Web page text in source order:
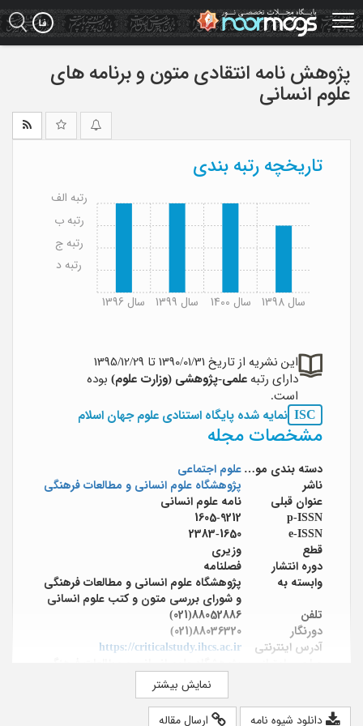
Skip
to
main
پژوهش نامه انتقادی متون و برنامه های
علوم انسانی
تاریخچه رتبه بندی
سال 1396 سال 1399 سال 1400 سال 1398
رتبه د
رتبه ج
رتبه ب
رتبه الف
این نشریه از تاریخ 1390/01/31 تا 1395/12/29
دارای رتبه علمی-پژوهشی (وزارت علوم) بوده
است.
ISC نمایه شده پایگاه استنادی علوم جهان اسلام
مشخصات مجله
دسته بندی موضوعیعلوم اجتماعی
ناشر
پژوهشگاه علوم انسانی و مطالعات فرهنگی
عنوان قبلی
نامه علوم انسانی
p-ISSN
1605-9212
e-ISSN
2383-1650
قطع
وزیری
دوره انتشار
فصلنامه
وابسته به
پژوهشگاه علوم انسانی و مطالعات فرهنگی
و شورای بررسی متون و کتب علوم انسانی
تلفن
88052886(021)
دورنگار
88036320(021)
آدرس اینترنتی
https://criticalstudy.ihcs.ac.ir
و شورای بررسی متون و کتب علوم انسانی
محمد حسن نیلی
موسی نجفی
نمایش بیشتر
دانلود شیوه نامه ارسال مقاله